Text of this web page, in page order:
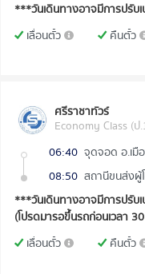
***วันเดินทางอาจมีการปรับเ
เลื่อนตั๋ว
คืนตั๋ว
ศรีราชาทัวร์
Economy Class (ป
06:40 จุดจอด อ.เมื
08:50 สถานีขนส่งผู้
***วันเดินทางอาจมีการปรับเ
(โปรดมารอขึ้นรถก่อนเวลา
เลื่อนตั๋ว
คืนตั๋ว